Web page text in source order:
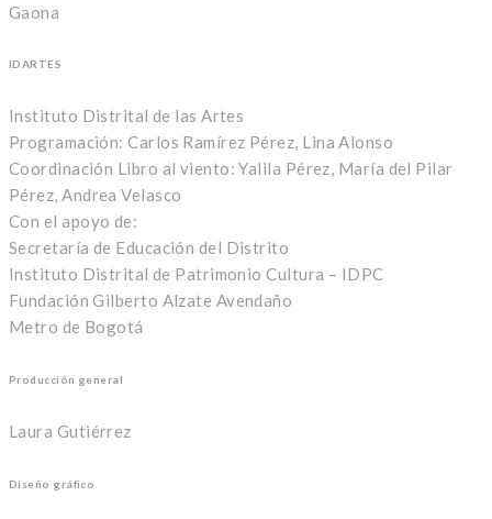
Gaona
IDARTES
Instituto Distrital de las Artes
Programación: Carlos Ramírez Pérez, Lina Alonso
Coordinación Libro al viento: Yalila Pérez, María del Pilar
Pérez, Andrea Velasco
Con el apoyo de:
Secretaría de Educación del Distrito
Instituto Distrital de Patrimonio Cultura – IDPC
Fundación Gilberto Alzate Avendaño
Metro de Bogotá
Producción general
Laura Gutiérrez
Diseño gráfico